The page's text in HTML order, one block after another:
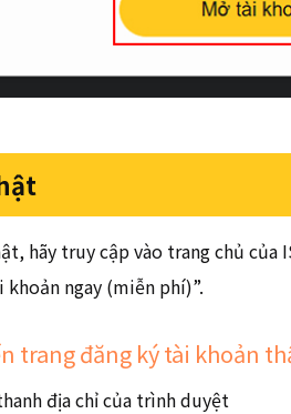
hãy truy cập vào trang chủ của
khoản ngay (miễn phí)”.
trang đăng ký tài khoản
địa chỉ của trình duyệt